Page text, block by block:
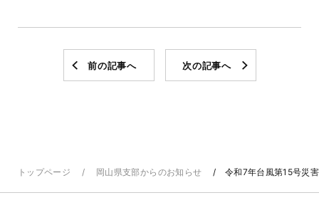
前の記事へ 次の記事へ
トップページ 岡山県支部からのお知らせ 令和7年台風第15号災